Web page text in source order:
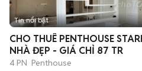
Tin nổi bật
CHO THUÊ PENTHOUSE
NHÀ ĐẸP - GIÁ CHỈ 87 TR
4 PN Penthouse